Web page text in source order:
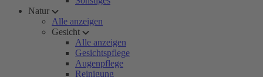
Natur
Alle anzeigen
Gesicht
Alle anzeigen
Gesichtspflege
Augenpflege
Reinigung